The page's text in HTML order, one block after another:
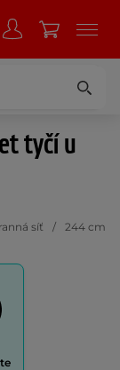
tyčí u
síť 244 cm